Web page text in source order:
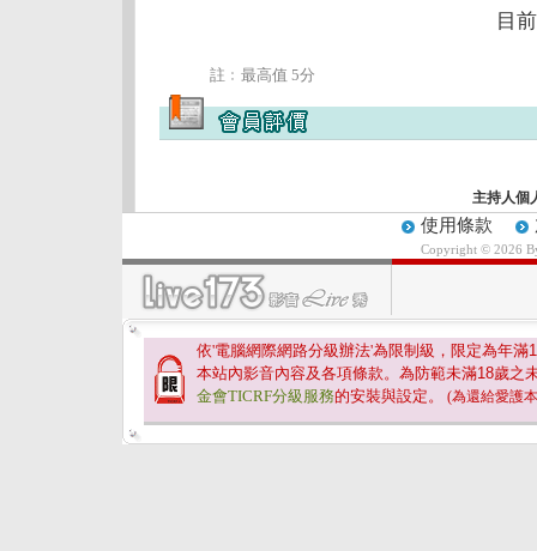
目
註﹕最高值 5分
主持人個
使用條款
Copyright © 2026
依'電腦網際網路分級辦法'為限制級，限定為年滿
本站內影音內容及各項條款。為防範未滿18歲之
金會TICRF分級服務的安裝與設定。 (為還給愛護